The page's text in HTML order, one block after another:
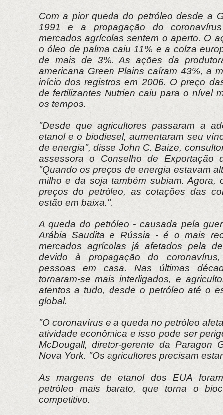
Com a pior queda do petróleo desde a
1991 e a propagação do
mercados agrícolas sentem o aperto. O
o óleo de palma caiu 11% e a colza
de mais de 3%. As ações da
americana Green Plains caíram 43%, a
início dos registros em 2006. O preço
de fertilizantes Nutrien caiu para o nível
os tempos.
"Desde que agricultores passaram a
etanol e o biodiesel, aumentaram seu
de energia", disse John C. Baize,
assessora o Conselho de Exportação
"Quando os preços de energia estavam
milho e da soja também subiam. Agora,
preços do petróleo, as cotações das
estão em baixa.".
A queda do petróleo - causada pela
Arábia Saudita e Rússia - é o mais
mercados agrícolas já afetados pela
devido à propagação do
pessoas em casa. Nas últimas
tornaram-se mais interligados, e
atentos a tudo, desde o petróleo até o
global.
"O coronavírus e a queda no petróleo
atividade econômica e isso pode ser
McDougall, diretor-gerente da Paragon
Nova York. "Os agricultores precisam
As margens de etanol dos EUA
petróleo mais barato, que torna o
competitivo.